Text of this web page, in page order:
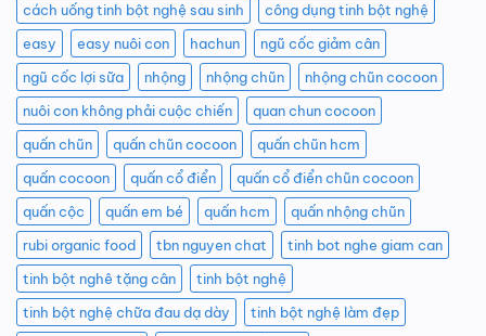
cách uống tinh bột nghệ sau sinh
công dụng tinh bột nghệ
easy
easy nuôi con hachun
ngũ cốc giảm cân
ngũ cốc lợi sữa
nhộng nhộng chũn
nhộng chũn cocoon
nuôi con không phải cuộc chiến
quan chun cocoon
quấn chũn
quấn chũn cocoon
quấn chũn hcm
quấn cocoon
quấn cổ điển
quấn cổ điển chũn cocoon
quấn cộc
quấn em bé quấn hcm
quấn nhộng chũn
rubi organic food
tbn nguyen chat
tinh bot nghe giam can
tinh bột nghê tặng cân
tinh bột nghệ
tinh bột nghệ chữa đau dạ dày
tinh bột nghệ làm đẹp